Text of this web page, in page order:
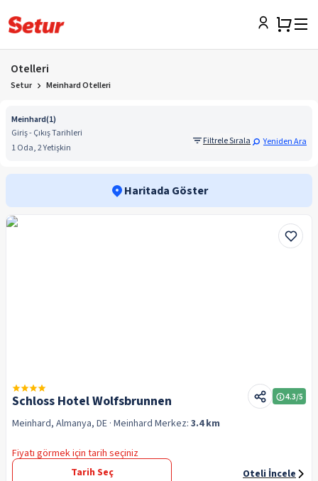
Otelleri
Setur Meinhard Otelleri
Meinhard(1)
Giriş - Çıkış Tarihleri
1 Oda, 2 Yetişkin
Filtrele Sırala Yeniden Ara
Haritada Göster
Schloss Hotel Wolfsbrunnen 4.3/5
Meinhard, Almanya, DE · Meinhard Merkez: 3.4 km
Fiyatı görmek için tarih seçiniz
Tarih Seç
Oteli İncele